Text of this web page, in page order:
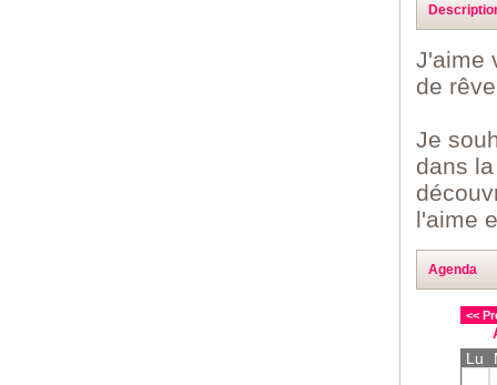
J'aime
de
Je
dans
l'aime
Agenda
<<
Lu